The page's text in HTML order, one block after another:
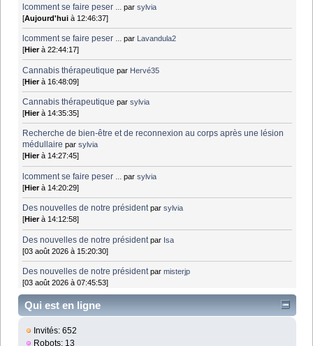
lcomment se faire peser ... parsylvia
[Aujourd'hui à 12:46:37]
lcomment se faire peser ... par Lavandula2
[Hierà 22:44:17]
Cannabis thérapeutique par Hervé35
[Hierà 16:48:09]
Cannabis thérapeutique parsylvia
[Hierà 14:35:35]
Recherche de bien-être et de reconnexion au corps après une lésion
médullaire parsylvia
[Hierà 14:27:45]
lcomment se faire peser ... parsylvia
[Hierà 14:20:29]
Des nouvelles de notre président parsylvia
[Hierà 14:12:58]
Des nouvelles de notre président par Isa
[03 août 2026 à 15:20:30]
Des nouvelles de notre président parmisterjp
[03 août 2026 à 07:45:53]
Qui est en ligne
Invités: 652
Robots: 13